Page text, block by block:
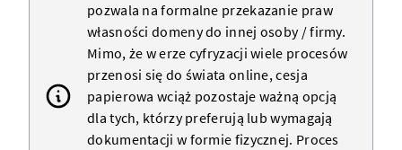
pozwala na formalne przekazanie praw
własności domeny do innej osoby / firmy.
Mimo, że w erze cyfryzacji wiele procesów
przenosi się do świata online, cesja
papierowa wciąż pozostaje ważną opcją
dla tych, którzy preferują lub wymagają
dokumentacji w formie fizycznej. Proces